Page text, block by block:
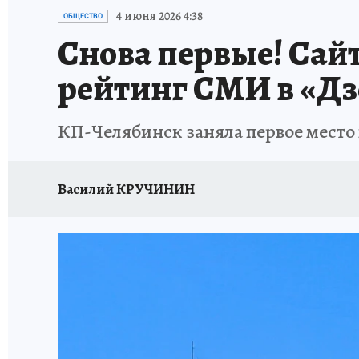
КАРЬЕРА В КАРЬЕРЕ
ВОЕНКОРЫ КП АВИА УКРАИНА: СВОДКА
БУДНИ ТАНКОГРАДА НАВИГАТОР ГАИ
ФЕСТИВАЛЬНАЯ АЗБУКА КУЛИНАРНЫЕ
ЖЕНЩИНЫ В БОЛЬШОМ ГОРОДЕ
ОБЩЕСТВО 4 июня 2026 4:38
Снова первые!
рейтинг СМИ в
КП-Челябинск заняла первое
Василий КРУЧИНИН